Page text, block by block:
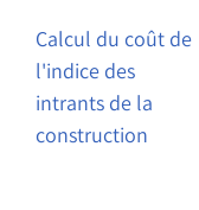
de
l’article
Calcul du coût de
l'indice des
intrants de la
construction